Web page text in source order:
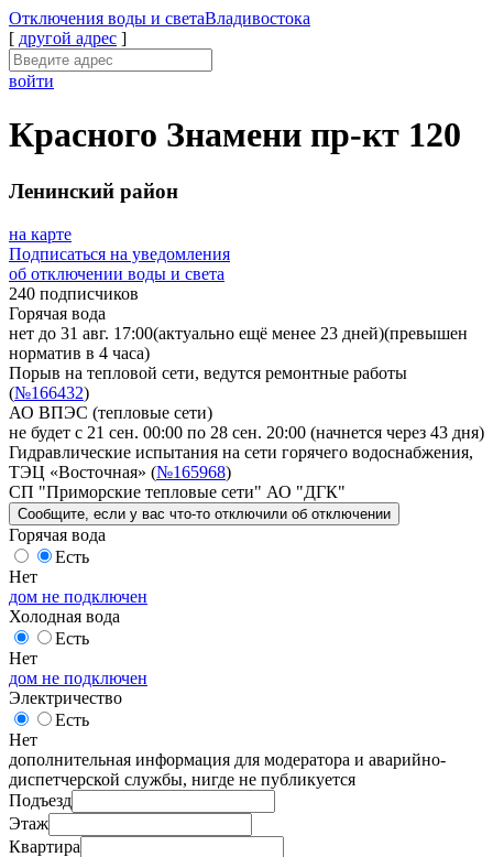
Отключения воды и светаВладивостока
[ другой адрес ]
войти
Красного Знамени пр-кт 120
Ленинский район
на карте
Подписаться на уведомления
об отключении воды и света
240 подписчиков
Горячая вода
нет до 31 авг. 17:00(актуально ещё менее 23 дней)(превышен
норматив в 4 часа)
Порыв на тепловой сети, ведутся ремонтные работы
(№166432)
АО ВПЭС (тепловые сети)
не будет с 21 сен. 00:00 по 28 сен. 20:00 (начнется через 43 дня)
Гидравлические испытания на сети горячего водоснабжения,
ТЭЦ «Восточная» (№165968)
СП "Приморские тепловые сети" АО "ДГК"
Сообщите , если у вас что-то отключили об отключении
Горячая вода
Есть
Нет
дом не подключен
Холодная вода
Есть
Нет
дом не подключен
Электричество
Есть
Нет
дополнительная информация для модератора и аварийно-
диспетчерской службы, нигде не публикуется
Подъезд
Этаж
Квартира